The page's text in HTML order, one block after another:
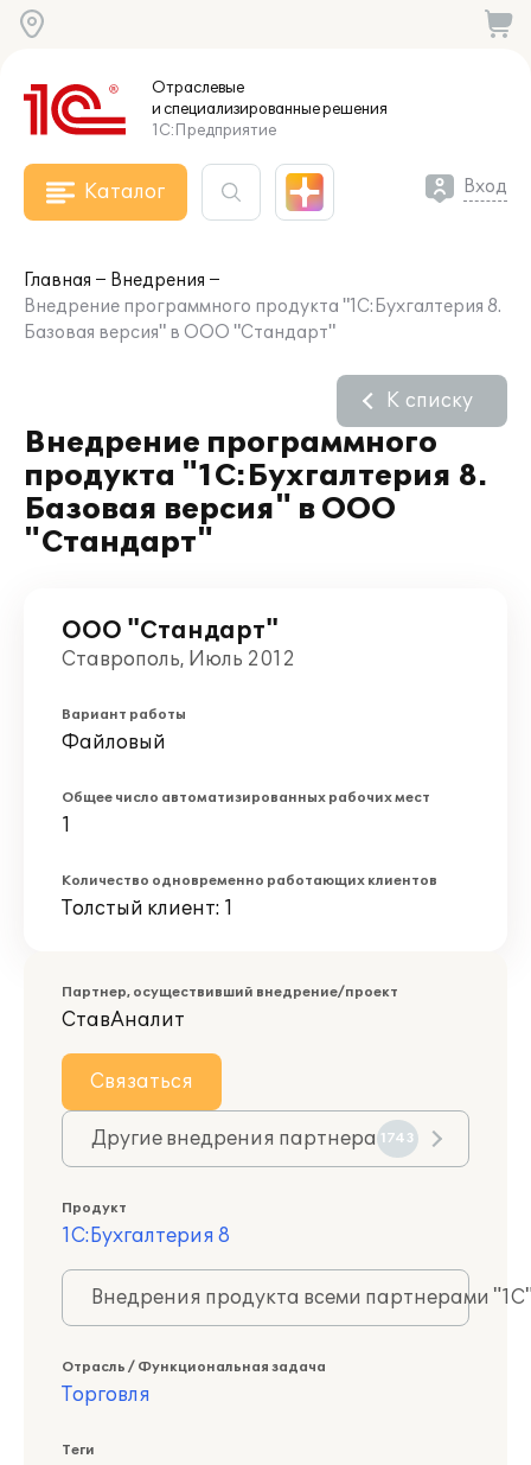
Отраслевые
и специализированныерешения
1С:Предприятие
Каталог Вход
Главная
Внедрения
Внедрение программного продукта "1С:Бухгалтерия 8.
Базовая версия" в ООО "Стандарт"
Внедрение программного
продукта "1С:Бухгалтерия 8.
Базовая версия" в ООО
"Стандарт"
К списку
ООО "Стандарт"
Ставрополь, Июль 2012
Вариант работы
Файловый
Общее число автоматизированных рабочих мест
1
Количество одновременно работающих клиентов
Толстый клиент: 1
Партнер, осуществивший внедрение/проект
СтавАналит
Связаться
Другие внедрения партнера 1743
Продукт
1С:Бухгалтерия 8
Внедрения продукта всеми партнерами
Отрасль / Функциональная задача
Торговля
Теги